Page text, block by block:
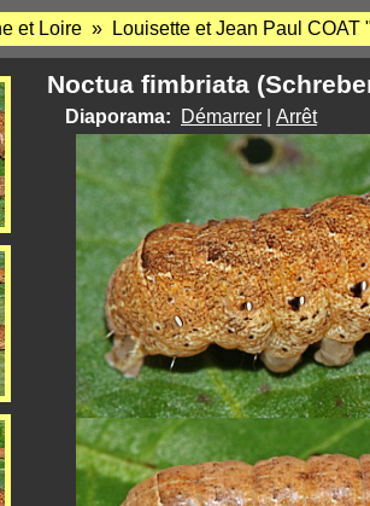
et Loire » Louisette et Jean Paul